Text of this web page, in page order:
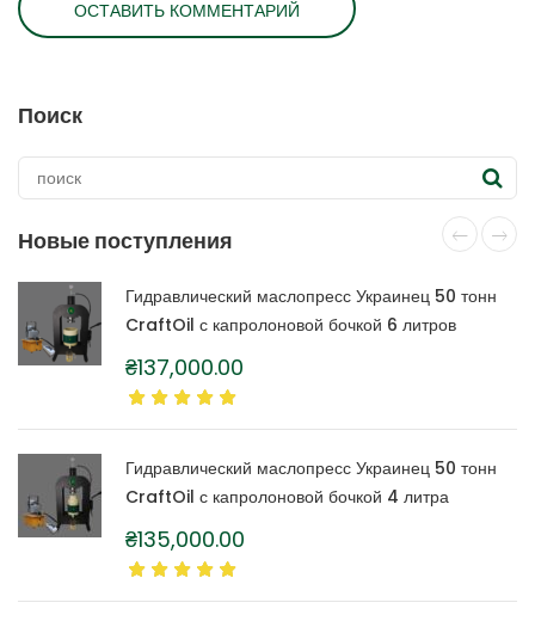
Поиск
Новые поступления
Гидравлический маслопресс Украинец 50 тонн
CraftOil с капролоновой бочкой 6 литров
₴137,000.00
Гидравлический маслопресс Украинец 50 тонн
CraftOil с капролоновой бочкой 4 литра
₴135,000.00